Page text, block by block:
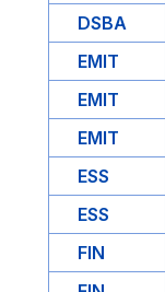
DSBA
EMIT
EMIT
EMIT
ESS
ESS
FIN